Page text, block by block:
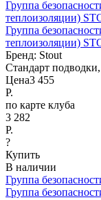
Группа
теплоизоляции)
Группа
теплоизоляции)
Бренд: Stout
Стандарт
Цена3 455
Р.
по карте клуба
3 282
Р.
?
Купить
В наличии
Группа
Группа